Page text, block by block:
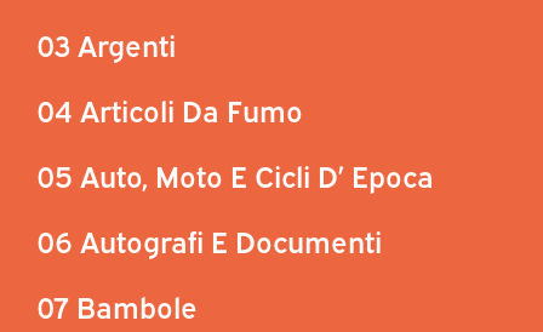
03 Argenti
04 Articoli Da Fumo
05 Auto, Moto E Cicli D’ Epoca
06 Autografi E Documenti
07 Bambole